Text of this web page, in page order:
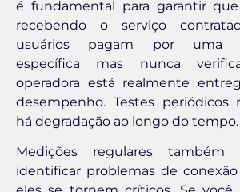
é fundamental para garantir
recebendo o serviço
usuários pagam por uma
específica mas nunca
operadora está realmente
desempenho. Testes periódicos
há degradação ao longo do tempo.
Medições regulares também
identificar problemas de